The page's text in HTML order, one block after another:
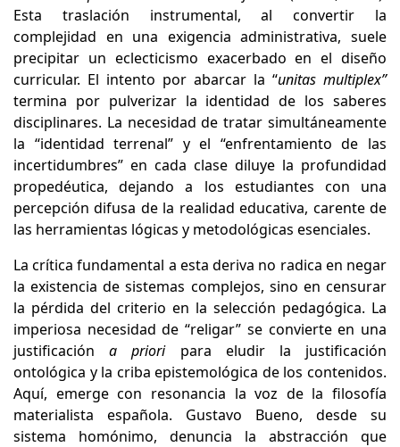
Esta traslación instrumental, al convertir la
complejidad en una exigencia administrativa, suele
precipitar un eclecticismo exacerbado en el diseño
curricular. El intento por abarcar la “unitas multiplex”
termina por pulverizar la identidad de los saberes
disciplinares. La necesidad de tratar simultáneamente
la “identidad terrenal” y el “enfrentamiento de las
incertidumbres” en cada clase diluye la profundidad
propedéutica, dejando a los estudiantes con una
percepción difusa de la realidad educativa, carente de
las herramientas lógicas y metodológicas esenciales.
La crítica fundamental a esta deriva no radica en negar
la existencia de sistemas complejos, sino en censurar
la pérdida del criterio en la selección pedagógica. La
imperiosa necesidad de “religar” se convierte en una
justificacióna prioripara eludir la justificación
ontológica y la criba epistemológica de los contenidos.
Aquí, emerge con resonancia la voz de la filosofía
materialista española. Gustavo Bueno, desde su
sistema homónimo, denuncia la abstracción que